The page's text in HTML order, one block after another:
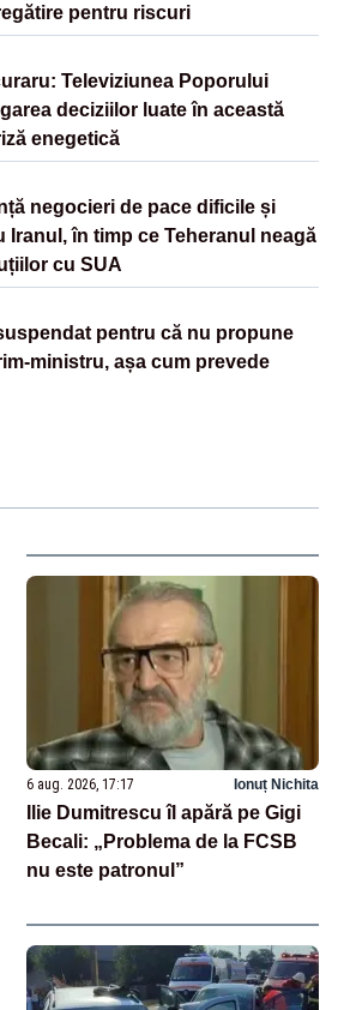
pentru riscuri
Televiziunea Poporului
deciziilor luate în această
enegetică
negocieri de pace dificile și
Iranul, în timp ce Teheranul neagă
cu SUA
pentru că nu propune
ministru, așa cum prevede
6 aug. 2026, 17:17 Ionuț Nichita
Ilie Dumitrescu îl apără pe Gigi
Becali: „Problema de la FCSB
nu este patronul”